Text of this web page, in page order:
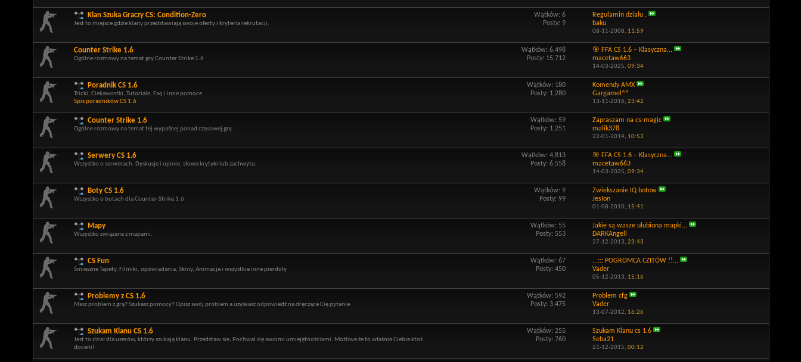
Klan Szuka Graczy CS: Condition-Zero
Jest to miejsce gdzie klany przedstawiają swoje oferty i kryteria rekrutacji.
Wątków: 6
Posty: 9
Regulamin działu .
baku
08-11-2008, 11:59
Counter Strike 1.6
Ogólne rozmowy na temat gry Counter Strike 1.6
Wątków: 6,498
Posty: 15,712
🎯 FFA CS 1.6 – Klasyczna...
macetaw663
14-03-2025, 09:34
Poradnik CS 1.6
Tricki, Ciekawostki, Tutoriale, Faq i inne pomoce.
Spis poradników CS 1.6
Wątków: 180
Posty: 1,280
Komendy AMX
Gargamel^^
13-11-2016, 23:42
Counter Strike 1.6
Ogólne rozmowy na temat tej wypaśnej ponad czasowej gry.
Wątków: 59
Posty: 1,251
Zapraszam na cs-magic
malik378
22-01-2014, 10:53
Serwery CS 1.6
Wszystko o serwerach. Dyskusje i opinie, słowa krytyki lub zachwytu..
Wątków: 4,813
Posty: 6,558
🎯 FFA CS 1.6 – Klasyczna...
macetaw663
14-03-2025, 09:34
Boty CS 1.6
Wszystko o botach dla Counter-Strike 1.6
Wątków: 9
Posty: 99
Zwiekszanie IQ botow
JesIon
01-08-2010, 15:41
Mapy
Wszystko związane z mapami.
Wątków: 55
Posty: 553
Jakie są wasze ulubiona mapki...
DARKAngell
27-12-2013, 23:43
CS Fun
Śmieszne Tapety, Filmiki, opowiadania, Skiny, Animacje i wszystkie inne pierdoły
Wątków: 67
Posty: 450
...::: POGROMCA CZITÓW !!...
Vader
05-12-2013, 15:16
Problemy z CS 1.6
Masz problem z grą? Szukasz pomocy? Opisz swój problem a uzyskasz odpowiedź na dręczące Cię pytanie.
Wątków: 592
Posty: 3,475
Problem cfg
Vader
13-07-2012, 16:26
Szukam Klanu CS 1.6
Jest to dział dla userów, którzy szukają klanu. Przedstaw sie, Pochwal się swoimi umiejętnościami. Możliwe że to właśnie Ciebie ktoś
doceni!
Wątków: 255
Posty: 760
Szukam Klanu cs 1.6
Seba21
21-12-2015, 00:12